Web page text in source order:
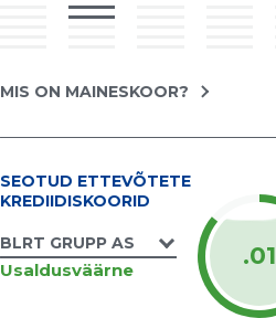
MIS ON MAINESKOOR?
SEOTUD ETTEVÕTETE
KREDIIDISKOORID
BLRT GRUPP AS
Usaldusväärne .01